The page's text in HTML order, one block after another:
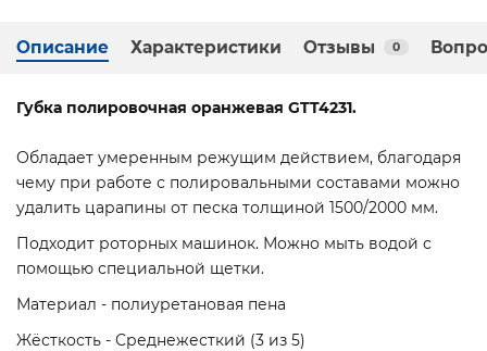
Описание Характеристики Отзывы 0
Губка полировочная оранжевая GTT4231.
Обладает умеренным режущим действием, благодаря
чему при работе с полировальными составами можно
удалить царапины от песка толщиной 1500/2000 мм.
Подходит роторных машинок. Можно мыть водой с
помощью специальной щетки.
Материал - полиуретановая пена
Жёсткость - Среднежесткий (3 из 5)